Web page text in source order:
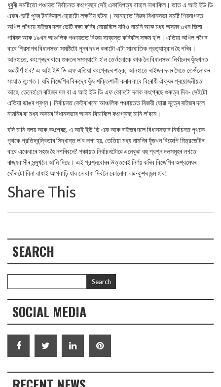
ধুবুৰী সমষ্টিতো পঞ্চায়ত নিৰ্বাচনত কংগ্ৰেছৰ সেই একাধিপত্য বাহাল নাথাকিল। তাত এ আই ইউ ডি
এফৰ ভেটি পুনৰ টনকিয়াল হোৱাটো লক্ষণীয় ঘটনা। আনহাতে নিজৰ বিধানসভা সমষ্টি শিৱসাগৰত
অখিল গগৈয়ে ৰাইজৰ দলৰ ভেটি ৰক্ষা কৰিব নোৱাৰিলে যদিও নামনি আৰু মধ্য অসমৰ ৩খন জিলা
পৰিষদ আৰু ১৯খন আঞ্চলিক পঞ্চায়তত বিজয় সাব্যস্ত কৰিবলৈ সক্ষম হ'ল। এতিয়া অখিল গগৈৰ
বাবে শিৱসাগৰ বিধানসভা সমষ্টিটো পুনৰ দখল কৰাটো এটা সাংঘাতিক প্রত্যাহ্বান হৈ পৰিব।
আনহাতে, কংগ্ৰেছৰ বাবে গুৰুতৰ সমস্যাটো হ'ল তেওঁলোকে কাক লৈ বিধানসভা নিৰ্বাচনৰ যুঁজখনত
অৱতীৰ্ণ হ'ব? এ আই ইউ ডি এফ এতিয়া কংগ্ৰেছৰ শত্রু, আনহাতে ৰাইজৰ দলৰ সৈতে তেওঁলোকৰ
সংঘাত তুংগত। যদি বিজেপিৰ বিৰুদ্ধে যুঁজ শক্তিশালী কৰাৰ বাবে বিৰোধী ঐক্যৰ প্ৰয়োজনীয়তা
আহে, তেনেহ'লে ৰাইজৰ দল বা এ আই ইউ ডি এফ কোনটো দলক কংগ্ৰেছে গুৰুত্ব দিব- সেইটো
এতিয়া ডাঙৰ প্ৰশ্ন। নিৰ্বাচনত কেইবাখনো আঞ্চলিক পঞ্চায়তত বিজয়ী হোৱা সূত্ৰে ৰাইজৰ দলে
নামনিৰ বা মধ্য অসমৰ বিধানসভাৰ আসন বিচাৰিলে কংগ্ৰেছে মানি ল'বনে।
যদি মানি নলয় আৰু কংগ্ৰেছ, এ আই ইউ ডি এফ আৰু ৰাইজৰ দলে বিধানসভাৰ নিৰ্বাচনত পৃথকে
পৃথকে প্রতিদ্বন্দ্বিতাৰ সিদ্ধান্ত ল'ব লগা হয়, তেতিয়া মধ্য নামনিৰ যুঁজখন বিজেপি মিত্রজোঁটৰ
বাবে একেবাৰে সহজ হৈ নপৰিবনে? পঞ্চায়ত নির্বাচনটোৱে এনেকুৱা বহু প্রশ্ন দলসমূহৰ লগতে
ৰাজ্যবাসীৰ সন্মুখলৈ আনি দিছে। এই প্রশ্নবোৰৰ উত্তৰেই নিৰ্ণয় কৰিব বিজেপিৰ অশ্বমেধৰ
ঘোঁৰাটো বিনা বাধাই আগবাঢ়ি যাব নে বাধা দিবলৈ কোনোবা লৱ-কুশৰ জন্ম হ'ব!
Share This
SEARCH
SOCIAL MEDIA